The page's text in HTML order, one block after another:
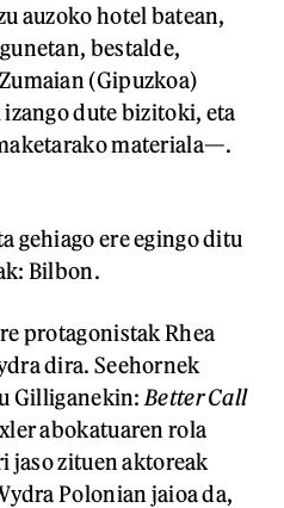
auzoko hotel batean,
bestalde,
(Gipuzkoa)
dute bizitoki, eta
materiala—.
gehiago ere egingo ditu
Bilbon.
protagonistak Rhea
dira. Seehornek
Gilliganekin: Better Call
abokatuaren rola
jaso zituen aktoreak
Polonian jaioa da,